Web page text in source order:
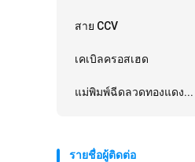
สาย CCV
เคเบิลครอสเฮด
แม่พิมพ์ฉีดลวดทองแดง...
รายชื่อผู้ติดต่อ